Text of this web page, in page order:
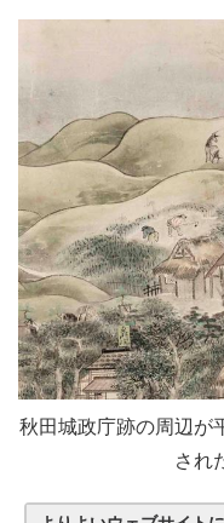
秋田城政庁跡の周辺が
され